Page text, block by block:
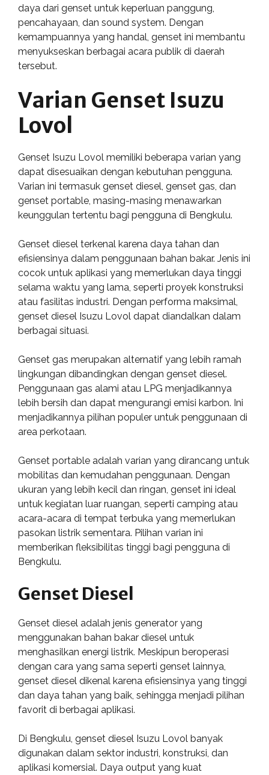
daya dari genset untuk keperluan panggung,
pencahayaan, dan sound system. Dengan
kemampuannya yang handal, genset ini membantu
menyukseskan berbagai acara publik di daerah
tersebut.
Varian Genset Isuzu
Lovol
Genset Isuzu Lovol memiliki beberapa varian yang
dapat disesuaikan dengan kebutuhan pengguna.
Varian ini termasuk genset diesel, genset gas, dan
genset portable, masing-masing menawarkan
keunggulan tertentu bagi pengguna di Bengkulu.
Genset diesel terkenal karena daya tahan dan
efisiensinya dalam penggunaan bahan bakar. Jenis ini
cocok untuk aplikasi yang memerlukan daya tinggi
selama waktu yang lama, seperti proyek konstruksi
atau fasilitas industri. Dengan performa maksimal,
genset diesel Isuzu Lovol dapat diandalkan dalam
berbagai situasi.
Genset gas merupakan alternatif yang lebih ramah
lingkungan dibandingkan dengan genset diesel.
Penggunaan gas alami atau LPG menjadikannya
lebih bersih dan dapat mengurangi emisi karbon. Ini
menjadikannya pilihan populer untuk penggunaan di
area perkotaan.
Genset portable adalah varian yang dirancang untuk
mobilitas dan kemudahan penggunaan. Dengan
ukuran yang lebih kecil dan ringan, genset ini ideal
untuk kegiatan luar ruangan, seperti camping atau
acara-acara di tempat terbuka yang memerlukan
pasokan listrik sementara. Pilihan varian ini
memberikan fleksibilitas tinggi bagi pengguna di
Bengkulu.
Genset Diesel
Genset diesel adalah jenis generator yang
menggunakan bahan bakar diesel untuk
menghasilkan energi listrik. Meskipun beroperasi
dengan cara yang sama seperti genset lainnya,
genset diesel dikenal karena efisiensinya yang tinggi
dan daya tahan yang baik, sehingga menjadi pilihan
favorit di berbagai aplikasi.
Di Bengkulu, genset diesel Isuzu Lovol banyak
digunakan dalam sektor industri, konstruksi, dan
aplikasi komersial. Daya output yang kuat